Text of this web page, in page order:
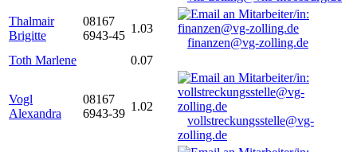
Thalmair
Brigitte
08167
6943-45
1.03
finanzen@vg-zolling.de
Toth Marlene
0.07
Vogl
Alexandra
08167
6943-39
1.02
vollstreckungsstelle@vg-
zolling.de